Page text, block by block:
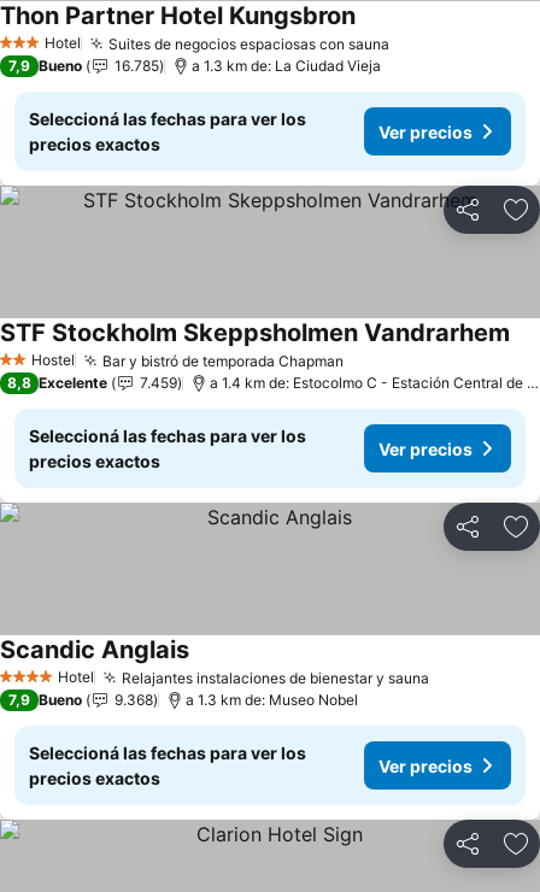
3 Estrellas
Hotel Suites de negocios espaciosas con sauna
Thon Partner Hotel Kungsbron
7,9 Bueno 16.785 a 1.3 km de: La Ciudad Vieja
Seleccioná las fechas para ver los
precios exactos
Ver precios
Compartir
2 Estrellas
Hostel Bar y bistró de temporada Chapman
STF Stockholm Skeppsholmen Vandrarhem
8,8 Excelente 7.459 a 1.4 km de: Estocolmo C - Estación Central de Estocolmo
Seleccioná las fechas para ver los
precios exactos
Ver precios
Compartir
4 EstrellasHotel Relajantes instalaciones de bienestar y sauna
Scandic Anglais
7,9 Bueno 9.368 a 1.3 km de: Museo Nobel
Seleccioná las fechas para ver los
precios exactos
Ver precios
Compartir